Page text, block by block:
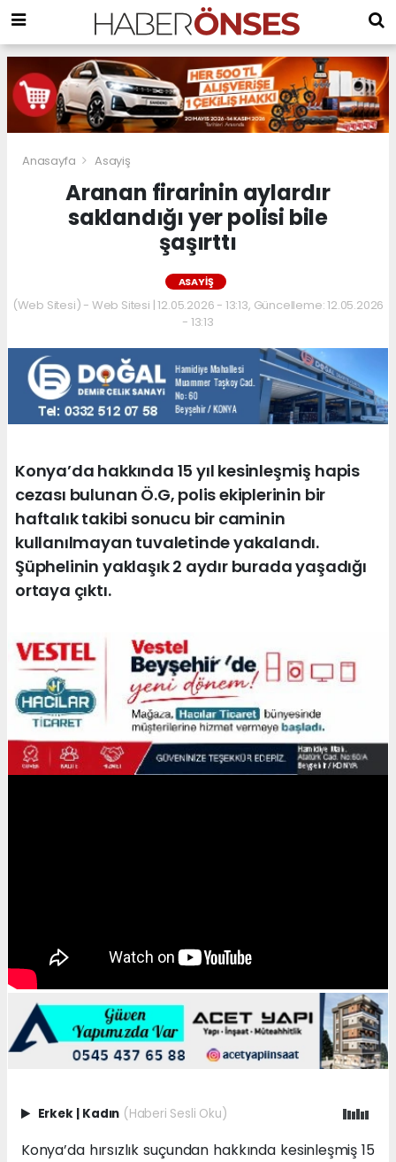
Anasayfa Asayiş
Aranan firarinin aylardır
saklandığı yer polisi bile
şaşırttı
ASAYIŞ
(Web Sitesi) - Web Sitesi | 12.05.2026 - 13:13, Güncelleme: 12.05.2026
- 13:13
Konya’da hakkında 15 yıl kesinleşmiş hapis
cezası bulunan Ö.G, polis ekiplerinin bir
haftalık takibi sonucu bir caminin
kullanılmayan tuvaletinde yakalandı.
Şüphelinin yaklaşık 2 aydır burada yaşadığı
ortaya çıktı.
Erkek Kadın (Haberi Sesli Oku)
Konya’da hırsızlık suçundan hakkında kesinleşmiş 15